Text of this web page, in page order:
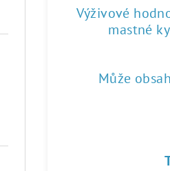
Výživové
mastné
Může